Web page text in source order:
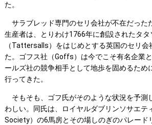
た。
サラブレッド専門のセリ会社が不在だった
生産者は、とりわけ1766年に創設されたタタ
（Tattersalls）をはじめとする英国のセリ会
た。ゴフス社（Goffs）は今でこそ有名企業
ールズ社の競争相手として地歩を固めるため
行ってきた。
そもそも、ゴフ氏がそのような状況を予測
わしい。同氏は、ロイヤルダブリンソサエテ
Society）の6馬房とその場しのぎのパレード